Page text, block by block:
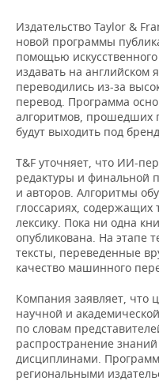
ВОЛЕЙБОЛ
КИБЕРСПОРТ
ФИГУРНОЕ КАТАНИЕ
ХОККЕЙ С МЯЧОМ
ИСТОРИЯ
КУЛЬТУРА
МЕДИЦИНА
ПРОИСШЕСТВИЯ
СПИСОК ПЕРСОН
СПИСОК КОМПАНИЙ
ПОЛНАЯ ВЕРСИЯ
Издательство Taylor &
новой программы
помощью
издавать на английском
переводились из-за
перевод. Программа
алгоритмов, прошедших
будут выходить под
T&F уточняет, что ИИ-
редактуры и финальной
и авторов. Алгоритмы
глоссариях,
лексику. Пока ни одна
опубликована. На этапе
тексты, переведенные
качество машинного
Компания заявляет, что
научной и
по словам
распространение
дисциплинами.
региональными